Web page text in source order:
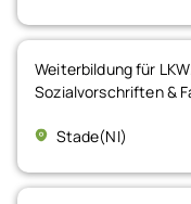
Weiterbildung für
Sozialvorschriften &
Stade(NI)